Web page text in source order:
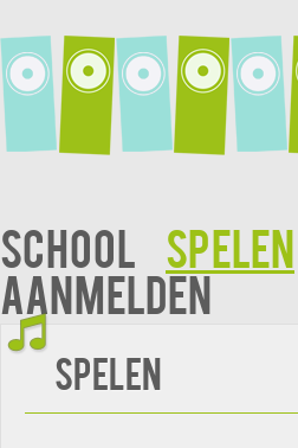
School Spelen
Aanmelden
Spelen